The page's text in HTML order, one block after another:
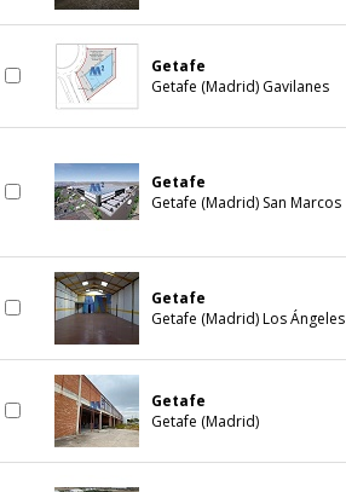
Getafe
Getafe (Madrid) Gavilanes
Getafe
Getafe (Madrid) San Marcos
Getafe
Getafe (Madrid) Los Ángeles
Getafe
Getafe (Madrid)